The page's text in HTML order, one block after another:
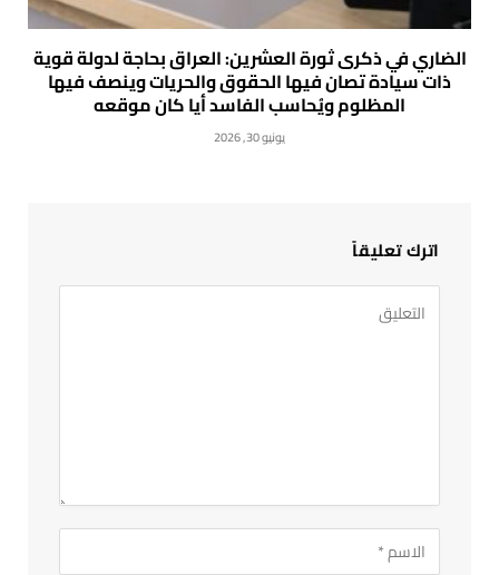
الضاري في ذكرى ثورة العشرين: العراق بحاجة لدولة قوية
ذات سيادة تصان فيها الحقوق والحريات وينصف فيها
المظلوم ويُحاسب الفاسد أيا كان موقعه
يونيو 30, 2026
اترك تعليقاً